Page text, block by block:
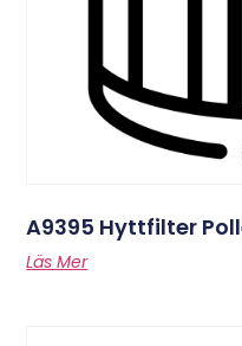
A9395 Hyttfilter
Läs Mer